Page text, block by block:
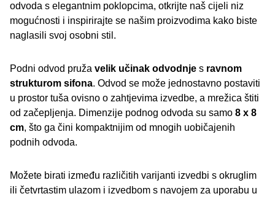
odvoda s elegantnim poklopcima, otkrijte naš cijeli niz
mogućnosti i inspirirajte se našim proizvodima kako biste
naglasili svoj osobni stil.
Podni odvod pruža velik učinak odvodnje s ravnom
strukturom sifona. Odvod se može jednostavno postaviti
u prostor tuša ovisno o zahtjevima izvedbe, a mrežica štiti
od začepljenja. Dimenzije podnog odvoda su samo 8 x 8
cm, što ga čini kompaktnijim od mnogih uobičajenih
podnih odvoda.
Možete birati između različitih varijanti izvedbi s okruglim
ili četvrtastim ulazom i izvedbom s navojem za uporabu u